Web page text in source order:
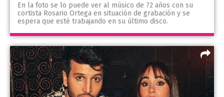
En la foto se lo puede ver al músico de 72 años con su
cortista Rosario Ortega en situación de grabación y se
espera que esté trabajando en su último disco.